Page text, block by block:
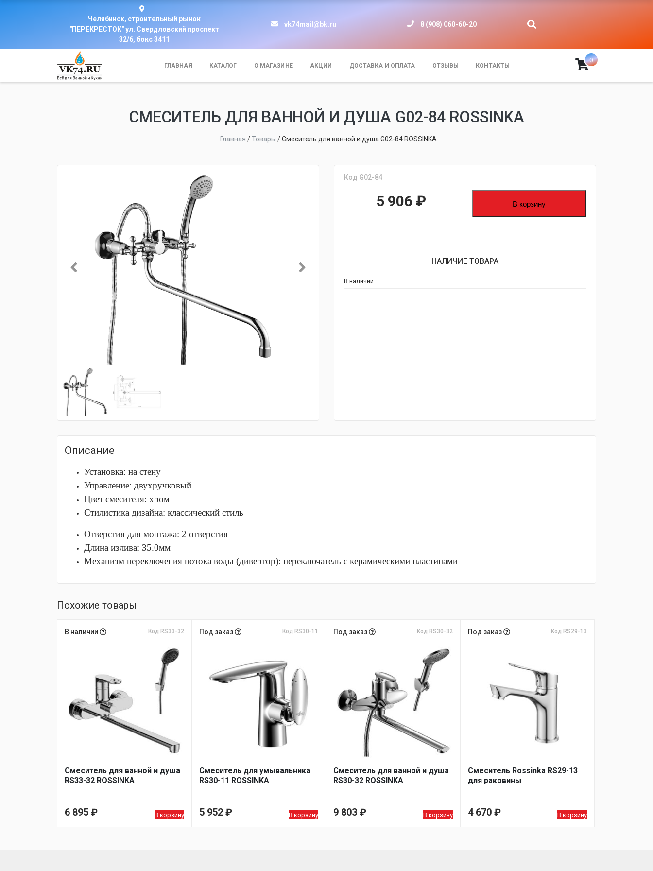
Челябинск, строительный рынок
"ПЕРЕКРЕСТОК" ул. Свердловский проспект
32/6, бокс 3411
vk74mail@bk.ru 8 (908) 060-60-20
ГЛАВНАЯ КАТАЛОГ О МАГАЗИНЕ АКЦИИ ДОСТАВКА И ОПЛАТА ОТЗЫВЫ КОНТАКТЫ
0
СМЕСИТЕЛЬ ДЛЯ ВАННОЙ И ДУША G02-84 ROSSINKA
Главная /Товары /Смеситель для ванной и душа G02-84 ROSSINKA
Код G02-84
5 906 ₽ В корзину
НАЛИЧИЕ ТОВАРА
В наличии
Описание
Установка: на стену
Управление: двухручковый
Цвет смесителя: хром
Стилистика дизайна: классический стиль
Отверстия для монтажа: 2 отверстия
Длина излива: 35.0мм
Механизм переключения потока воды (дивертор): переключатель с керамическими пластинами
Похожие товары
В наличии Код RS33-32
Смеситель для ванной и душа
RS33-32 ROSSINKA
6 895 ₽ В корзину
Под заказ Код RS30-11
Смеситель для умывальника
RS30-11 ROSSINKA
5 952 ₽ В корзину
Под заказ Код RS30-32
Смеситель для ванной и душа
RS30-32 ROSSINKA
9 803 ₽ В корзину
Под заказ Код RS29-13
Смеситель Rossinka RS29-13
для раковины
4 670 ₽ В корзину